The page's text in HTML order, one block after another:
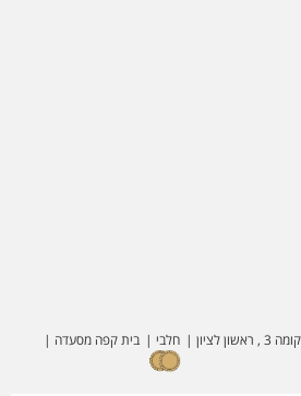
חלבי בית קפה מסעדה